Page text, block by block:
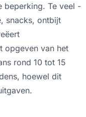
beperking. Te veel -
snacks, ontbijt
opgeven van het
rond 10 tot 15
hoewel dit